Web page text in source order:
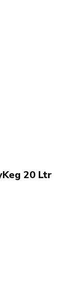
20 Ltr